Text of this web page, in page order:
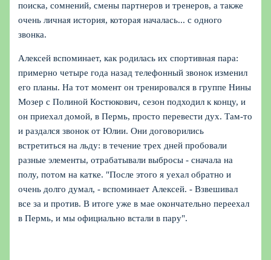
поиска, сомнений, смены партнеров и тренеров, а также
очень личная история, которая началась... с одного
звонка.
Алексей вспоминает, как родилась их спортивная пара:
примерно четыре года назад телефонный звонок изменил
его планы. На тот момент он тренировался в группе Нины
Мозер с Полиной Костюкович, сезон подходил к концу, и
он приехал домой, в Пермь, просто перевести дух. Там-то
и раздался звонок от Юлии. Они договорились
встретиться на льду: в течение трех дней пробовали
разные элементы, отрабатывали выбросы - сначала на
полу, потом на катке. "После этого я уехал обратно и
очень долго думал, - вспоминает Алексей. - Взвешивал
все за и против. В итоге уже в мае окончательно переехал
в Пермь, и мы официально встали в пару".